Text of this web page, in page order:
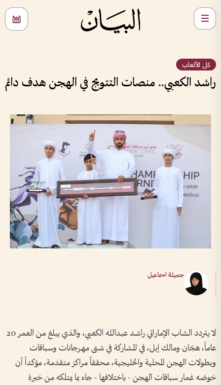
كل الألعاب
راشد الكعبي.. منصات التتويج في الهجن هدف دائم
جميلة اسماعيل
لا يتردد الشاب الإماراتي راشد عبدالله الكعبي، والذي يبلغ من العمر 20
عاماً، هجّان ومالك إبل، في المشاركة في شتى مهرجانات وسباقات
وبطولات الهجن المحلية والخليجية، محققاً مراكز متقدمة، مؤكداً أن
خوضه غمار سباقات الهجن - باختلافها - جاء بما يمتلكه من خبرة